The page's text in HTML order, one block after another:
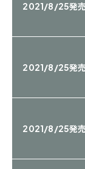
2021/8/25発売
2021/8/25発売
2021/8/25発売